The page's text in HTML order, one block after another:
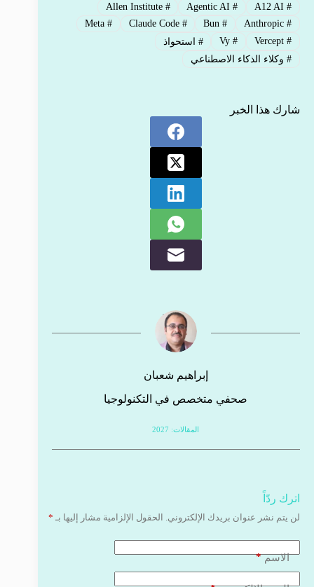
#
A12 AI
#
Agentic AI
#
Allen Institute
#
Anthropic
#
Bun
#
Claude Code
#
Meta
#
Vercept
#
Vy
# استحواذ
#وكلاء الذكاء الاصطناعي
شارك هذا الخبر
إبراهيم شعبان
صحفي متخصص في التكنولوجيا
المقالات: 2027
اترك ردّاً
لن يتم نشر عنوان بريدك الإلكتروني. الحقول الإلزامية مشار إليها بـ *
الاسم*